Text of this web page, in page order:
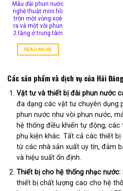
Mẫu đài phun nước
nghệ thuật mini hồ
tròn một vòng xoè
ra và một vòi phun
2 tầng ở trung tâm
READ MORE
Các sản phẩm và dịch vụ của Hải
Vật tư và thiết bị đài phun nước
đa dạng các vật tư chuyên dụng
phun nước như vòi phun nước,
hệ thống điều khiển tự động,
phụ kiện khác. Tất cả các thiết
từ các nhà sản xuất uy tín, đảm
và hiệu suất ổn định.
Thiết bị cho hệ thống nhạc nước:
thiết bị chất lượng cao cho hệ